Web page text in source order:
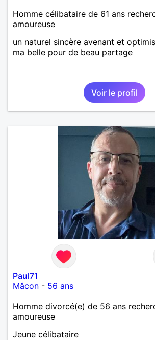
Homme célibataire de 61 ans
amoureuse
un naturel sincère avenant et
ma belle pour de beau partage
Voir le profil
Paul71
Mâcon - 56 ans
Homme divorcé(e) de 56 ans
amoureuse
Jeune célibataire